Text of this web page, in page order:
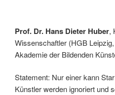
Prof. Dr. Hans Dieter Huber,
Wissenschaftler (HGB
Akademie der Bildenden
Statement: Nur einer kann
Künstler werden ignoriert und